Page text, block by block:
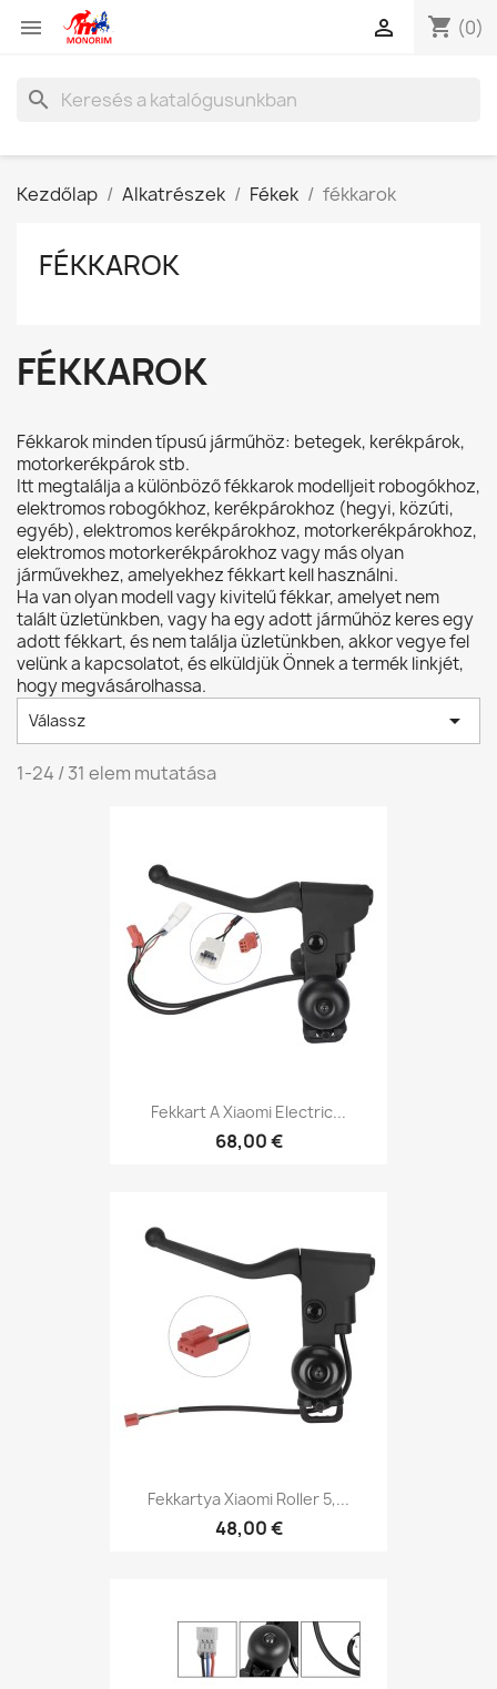
 shopping_cart (0)

search
Kezdőlap Alkatrészek Fékek fékkarok
FÉKKAROK
FÉKKAROK
Fékkarok minden típusú járműhöz: betegek, kerékpárok,
motorkerékpárok stb.
Itt megtalálja a különböző fékkarok modelljeit robogókhoz,
elektromos robogókhoz, kerékpárokhoz (hegyi, közúti,
egyéb), elektromos kerékpárokhoz, motorkerékpárokhoz,
elektromos motorkerékpárokhoz vagy más olyan
járművekhez, amelyekhez fékkart kell használni.
Ha van olyan modell vagy kivitelű fékkar, amelyet nem
talált üzletünkben, vagy ha egy adott járműhöz keres egy
adott fékkart, és nem találja üzletünkben, akkor vegye fel
velünk a kapcsolatot, és elküldjük Önnek a termék linkjét,
hogy megvásárolhassa.
Válassz 
1-24 / 31 elem mutatása
Fekkart A Xiaomi Electric...
68,00 €
Fekkartya Xiaomi Roller 5,...
48,00 €